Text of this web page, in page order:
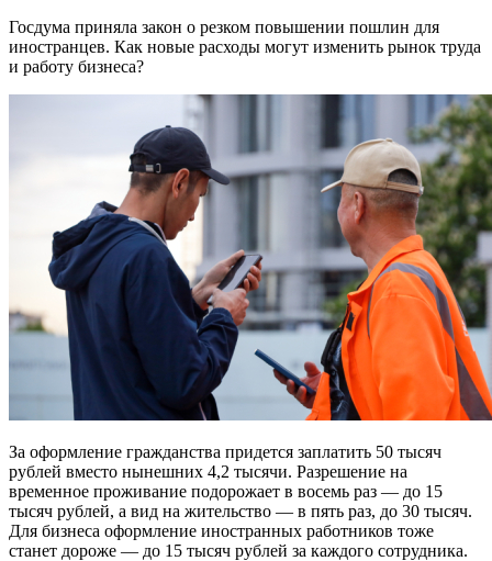
Госдума приняла закон о резком повышении пошлин для
иностранцев. Как новые расходы могут изменить рынок труда
и работу бизнеса?
За оформление гражданства придется заплатить 50 тысяч
рублей вместо нынешних 4,2 тысячи. Разрешение на
временное проживание подорожает в восемь раз — до 15
тысяч рублей, а вид на жительство — в пять раз, до 30 тысяч.
Для бизнеса оформление иностранных работников тоже
станет дороже — до 15 тысяч рублей за каждого сотрудника.